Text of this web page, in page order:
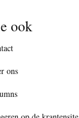
ook
ons